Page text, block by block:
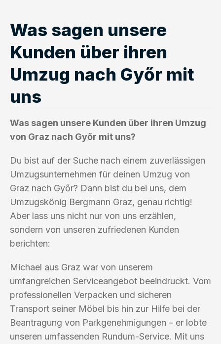
Was sagen unsere
Kunden über ihren
Umzug nach Győr mit
uns
Was sagen unsere Kunden über ihren Umzug
von Graz nach Győr mit uns?
Du bist auf der Suche nach einem zuverlässigen
Umzugsunternehmen für deinen Umzug von
Graz nach Győr? Dann bist du bei uns, dem
Umzugskönig Bergmann Graz, genau richtig!
Aber lass uns nicht nur von uns erzählen,
sondern von unseren zufriedenen Kunden
berichten:
Michael aus Graz war von unserem
umfangreichen Serviceangebot beeindruckt. Vom
professionellen Verpacken und sicheren
Transport seiner Möbel bis hin zur Hilfe bei der
Beantragung von Parkgenehmigungen – er lobte
unseren umfassenden Rundum-Service. Mit uns